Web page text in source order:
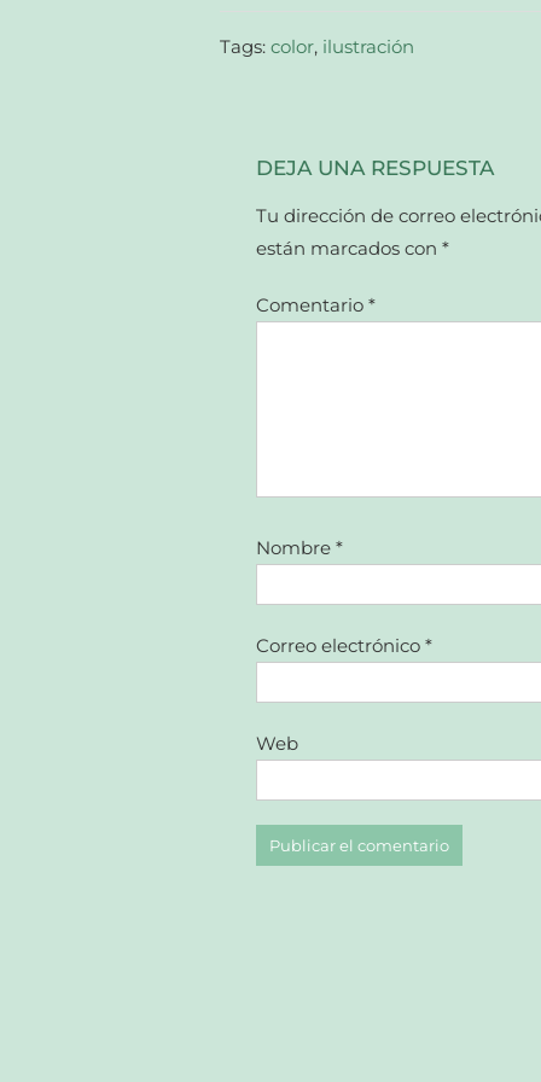
Tags: color, ilustración
DEJA UNA RESPUESTA
Tu dirección de correo
están marcados con *
Comentario *
Nombre *
Correo electrónico *
Web